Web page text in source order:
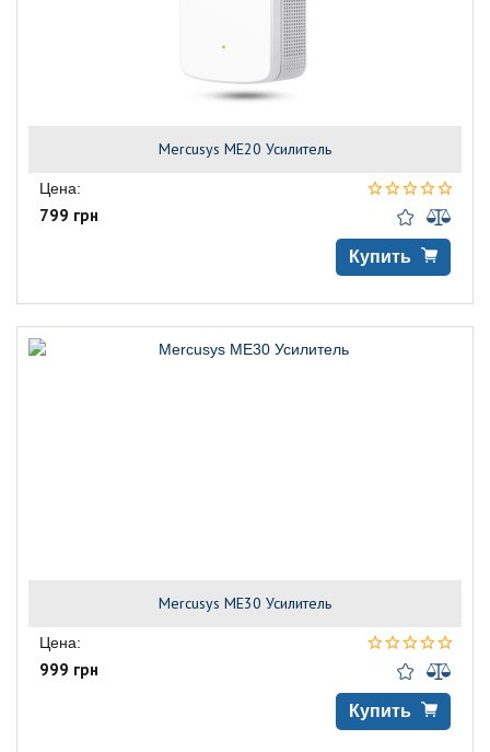
Mercusys ME20 Усилитель
Цена:
799 грн
Купить
Mercusys ME30 Усилитель
Цена:
999 грн
Купить